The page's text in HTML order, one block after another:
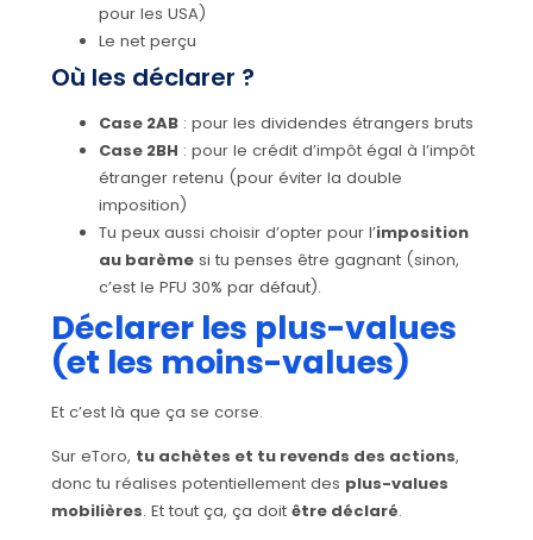
pour les USA)
Le net perçu
Où les déclarer ?
Case 2AB: pour les dividendes étrangers bruts
Case 2BH : pour le crédit d’impôt égal à l’impôt
étranger retenu (pour éviter la double
imposition)
Tu peux aussi choisir d’opter pour l’imposition
au barèmesi tu penses être gagnant (sinon,
c’est le PFU 30% par défaut).
Déclarer les plus-values
(et les moins-values)
Et c’est là que ça se corse.
Sur eToro, tu achètes et tu revends des actions,
donc tu réalises potentiellement des plus-values
mobilières. Et tout ça, ça doit être déclaré.